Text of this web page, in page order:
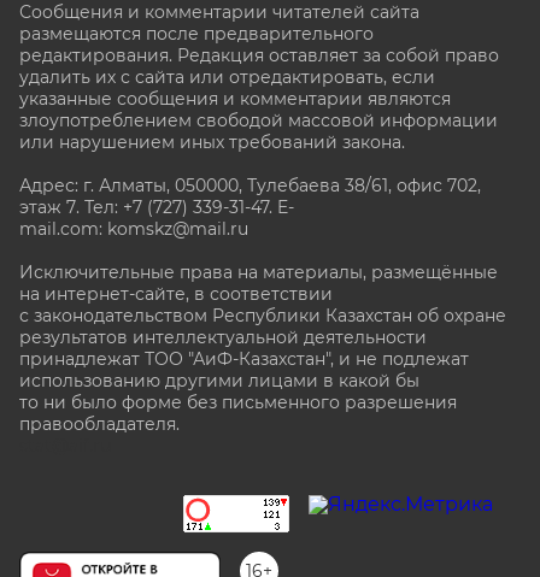
Сообщения и комментарии читателей сайта
размещаются после предварительного
редактирования. Редакция оставляет за собой право
удалить их с сайта или отредактировать, если
указанные сообщения и комментарии являются
злоупотреблением свободой массовой информации
или нарушением иных требований закона.
Адрес: г. Алматы, 050000, Тулебаева 38/61, офис 702,
этаж 7. Тел: +7 (727) 339-31-47. E-
mail.com: komskz@mail.ru
Исключительные права на материалы, размещённые
на интернет-сайте, в соответствии
с законодательством Республики Казахстан об охране
результатов интеллектуальной деятельности
принадлежат ТОО "АиФ-Казахстан", и не подлежат
использованию другими лицами в какой бы
то ни было форме без письменного разрешения
правообладателя.
16+